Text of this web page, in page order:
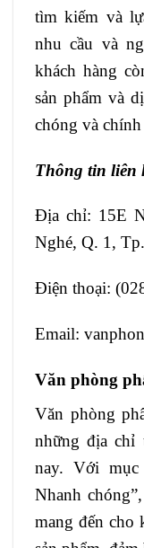
tìm kiếm và
nhu cầu và
khách hàng
sản phẩm và
chóng và chính
Thông tin liên
Địa chỉ: 15E
Nghé, Q. 1,
Điện thoại:
Email:
Văn phòng
Văn phòng
những địa chỉ
nay. Với
Nhanh
mang đến cho